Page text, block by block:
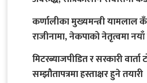
कर्णालीका मुख्यमन्त्री यामलाल
राजीनामा, नेकपाको नेतृत्वमा
मिटरब्याजपीडित र सरकारी
सम्झौतापत्रमा हस्ताक्षर हुने तयारी